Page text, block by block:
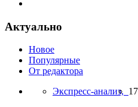
Актуально
Новое
Популярные
От редактора
Экспресс-анализ,